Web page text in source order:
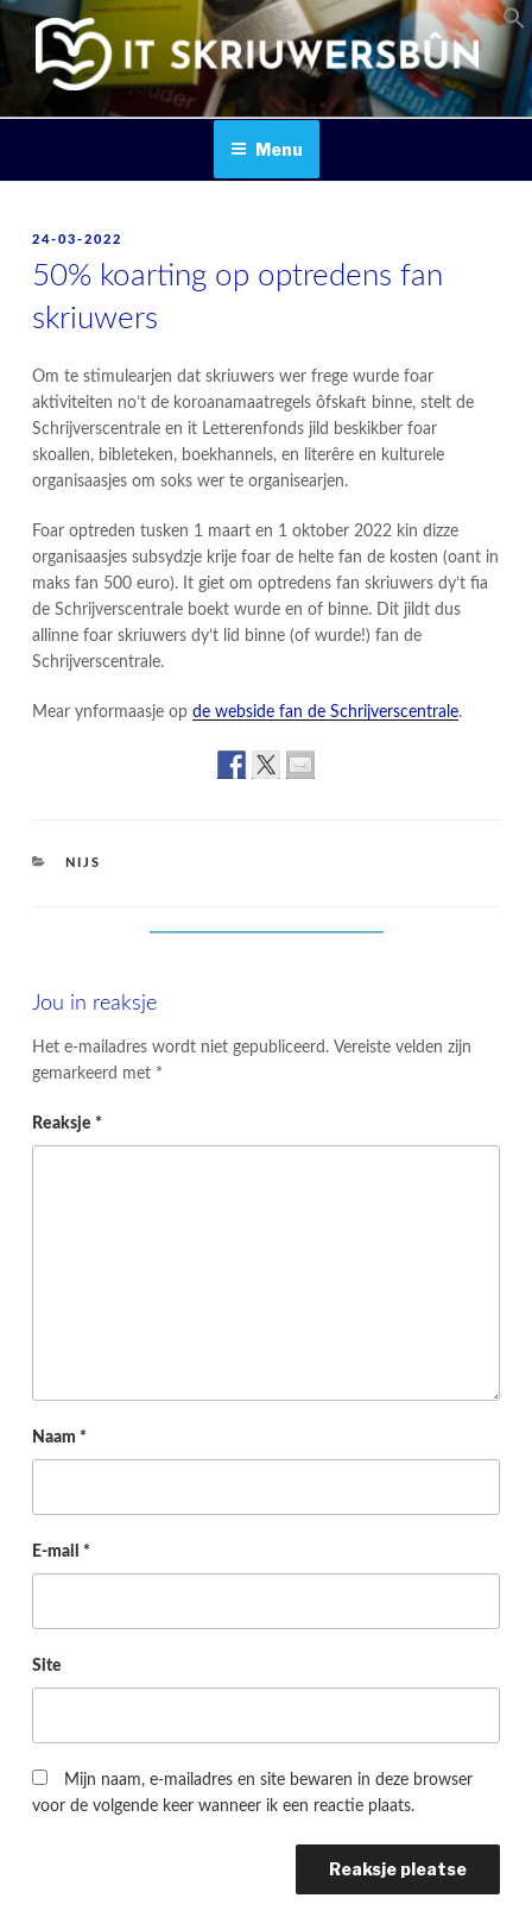
Skip
content
IT SKRIUWERSBOUN
Menu
POSTED
24-03-2022
50% koarting op optredens fan
skriuwers
Om te stimulearjen dat skriuwers wer frege wurde foar
aktiviteiten no’t de koroanamaatregels ôfskaft binne, stelt de
Schrijverscentrale en it Letterenfonds jild beskikber foar
skoallen, bibleteken, boekhannels, en literêre en kulturele
organisaasjes om soks wer te organisearjen.
Foar optreden tusken 1 maart en 1 oktober 2022 kin dizze
organisaasjes subsydzje krije foar de helte fan de kosten (oant in
maks fan 500 euro). It giet om optredens fan skriuwers dy’t fia
de Schrijverscentrale boekt wurde en of binne. Dit jildt dus
allinne foar skriuwers dy’t lid binne (of wurde!) fan de
Schrijverscentrale.
Mear ynformaasje op de webside fan de Schrijverscentrale.
CATEGORIES
NIJS
Jou in reaksje
Het e-mailadres wordt niet gepubliceerd. Vereiste velden zijn
gemarkeerd met *
Reaksje *
Naam *
E-mail *
Site
Mijn naam, e-mailadres en site bewaren in deze browser
voor de volgende keer wanneer ik een reactie plaats.